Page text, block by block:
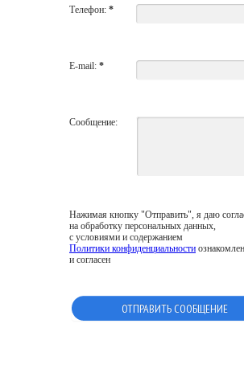
Телефон: *
E-mail: *
Сообщение:
Нажимая кнопку "Отправить", я даю
на обработку персональных данных,
с условиями и содержанием
Политики конфиденциальности ознакомлен
и согласен